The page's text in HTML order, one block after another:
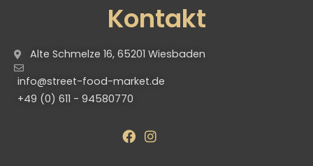
Kontakt
Alte Schmelze 16, 65201 Wiesbaden
info@street-food-market.de
+49 (0) 611 - 94580770